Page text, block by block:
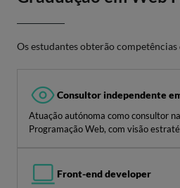
Os estudantes obterão competências
Consultor independente
Atuação autónoma como consultor
Programação Web, com visão
Front-end developer